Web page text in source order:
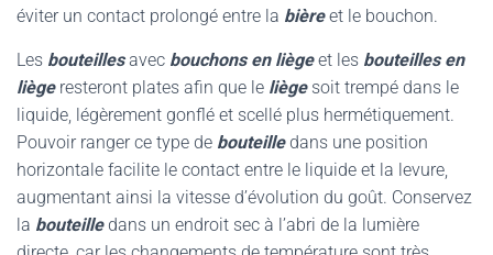
éviter un contact prolongé entre la bièreet le bouchon.
Les bouteillesavec bouchons en liègeet les bouteilles en
liègeresteront plates afin que le liègesoit trempé dans le
liquide, légèrement gonflé et scellé plus hermétiquement.
Pouvoir ranger ce type de bouteilledans une position
horizontale facilite le contact entre le liquide et la levure,
augmentant ainsi la vitesse d’évolution du goût. Conservez
la bouteilledans un endroit sec à l’abri de la lumière